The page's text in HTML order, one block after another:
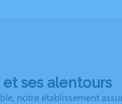
ses alentours
notre établissement